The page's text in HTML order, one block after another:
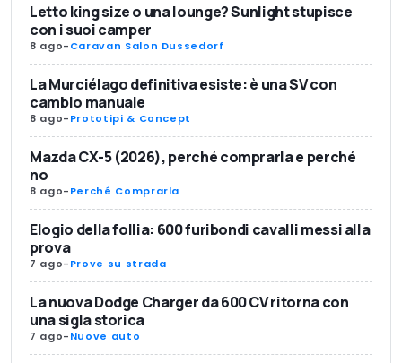
Letto king size o una lounge? Sunlight stupisce
con i suoi camper
8 ago-Caravan Salon Dussedorf
La Murciélago definitiva esiste: è una SV con
cambio manuale
8 ago-Prototipi & Concept
Mazda CX-5 (2026), perché comprarla e perché
no
8 ago-Perché Comprarla
Elogio della follia: 600 furibondi cavalli messi alla
prova
7 ago-Prove su strada
La nuova Dodge Charger da 600 CV ritorna con
una sigla storica
7 ago-Nuove auto